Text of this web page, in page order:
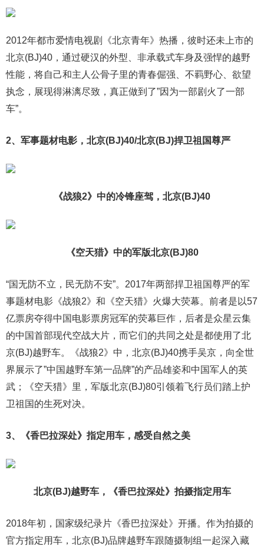
2012年都市爱情电视剧《北京青年》热播，彼时还未上市的
北京(BJ)40，通过硬汉的外型、非承载式车身及强悍的越野
性能，将自己和主人公骨子里的青春倔强、不羁野心、欲望
执念，展现得淋漓尽致，真正做到了”因为一部剧火了一部
车”。
2、军事题材电影，北京(BJ)40/北京(BJ)捍卫祖国尊严
《战狼2》中的冷锋座驾，北京(BJ)40
《空天猎》中的军版北京(BJ)80
“国无防不立，民无防不安”。2017年两部捍卫祖国尊严的军
事题材电影《战狼2》和《空天猎》火爆大荧幕。前者是以57
亿票房夺得中国电影票房冠军的荧幕巨作，后者是众星云集
的中国首部现代空战大片，而它们的共同之处是都使用了北
京(BJ)越野车。《战狼2》中，北京(BJ)40携手吴京，向全世
界展示了”中国越野车第一品牌”的产品雄姿和中国军人的英
武；《空天猎》里，军版北京(BJ)80引领着飞行员们踏上护
卫祖国的生死对决。
3、《香巴拉深处》指定用车，感受自然之美
北京(BJ)越野车，《香巴拉深处》拍摄指定用车
2018年初，国家级纪录片《香巴拉深处》开播。作为拍摄的
官方指定用车，北京(BJ)品牌越野车跟随摄制组一起深入藏